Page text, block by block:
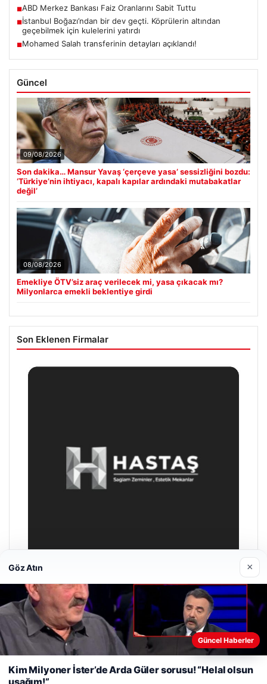
■ABD Merkez Bankası Faiz Oranlarını Sabit Tuttu
■İstanbul Boğazı’ndan bir dev geçti. Köprülerin altından
geçebilmek için kulelerini yatırdı
■Mohamed Salah transferinin detayları açıklandı!
Güncel
09/08/2026
Son dakika… Mansur Yavaş ‘çerçeve yasa’ sessizliğini bozdu:
‘Türkiye’nin ihtiyacı, kapalı kapılar ardındaki mutabakatlar
değil’
08/08/2026
Emekliye ÖTV’siz araç verilecek mi, yasa çıkacak mı?
Milyonlarca emekli beklentiye girdi
Son Eklenen Firmalar
Prenses Night Club
29/04/2026
Web sitemizi nasıl kullandığınızı daha iyi anlayabilmek,
deneyiminizi kişiselleştirmek ve geliştirmek amacıyla çerezler
kullanıyoruz.
Çerez Politikamız
Reddet
Göz Atın ×
Güncel Haberler
Kim Milyoner İster’de Arda Güler sorusu! “Helal olsun
uşağım!”